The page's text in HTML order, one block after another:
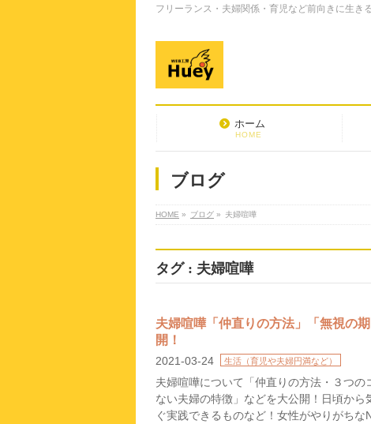
フリーランス・夫婦関係・育児など前向きに生き
ホーム
HOME
ブログ
HOME » ブログ » 夫婦喧嘩
タグ : 夫婦喧嘩
夫婦喧嘩「仲直りの方法」「無視の
開！
2021-03-24 生活（育児や夫婦円満など）
夫婦喧嘩について「仲直りの方法・３つ
ない夫婦の特徴」などを大公開！日頃か
ぐ実践できるものなど！女性がやりがち